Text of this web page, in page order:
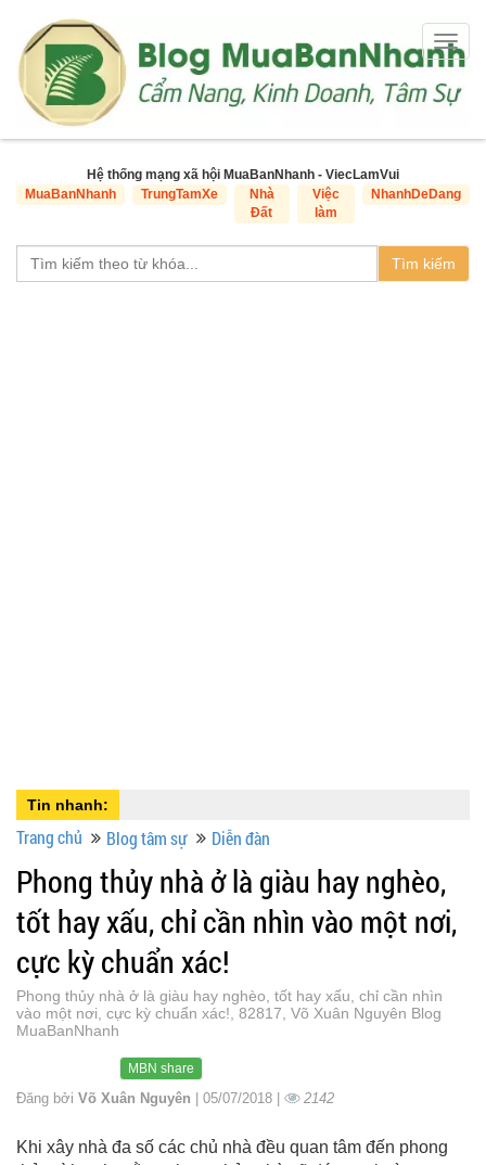
Hệ thống mạng xã hội MuaBanNhanh - ViecLamVui
MuaBanNhanh
TrungTamXe
Nhà
Đất
Việc
làm
NhanhDeDang
Tìm kiếm
Tin nhanh:
Trang chủ Blog tâm sự Diễn đàn
Phong thủy nhà ở là giàu hay nghèo,
tốt hay xấu, chỉ cần nhìn vào một nơi,
cực kỳ chuẩn xác!
Phong thủy nhà ở là giàu hay nghèo, tốt hay xấu, chỉ cần nhìn
vào một nơi, cực kỳ chuẩn xác!, 82817, Võ Xuân Nguyên Blog
MuaBanNhanh
MBN share
Đăng bởi Võ Xuân Nguyên | 05/07/2018 | 2142
Khi xây nhà đa số các chủ nhà đều quan tâm đến phong